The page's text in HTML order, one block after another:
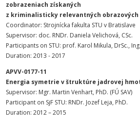
zobrazeniach získaných
z kriminalisticky relevantných obrazových
Coordinator: Strojnícka fakulta STU v Bratislave
Supervisor: doc. RNDr. Daniela Velichová, CSc.
Participants on STU: prof. Karol Mikula, DrSc.,
Duration: 2013 - 2017
APVV-0177-11
Energia symetrie v štruktúre jadrovej
Supervisor: Mgr. Martin Venhart, PhD. (FÚ SAV)
Participant on SjF STU: RNDr. Jozef Leja, PhD.
Duration: 2012 – 2015